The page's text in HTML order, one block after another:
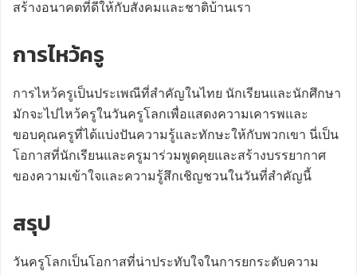
สร้างอนาคตที่ดีให้กับสังคมและชาติบ้านเรา
การไหว้ครู
การไหว้ครูเป็นประเพณีที่สำคัญในไทย นักเรียนและนักศึกษา
มักจะไปไหว้ครูในวันครูโลกเพื่อแสดงความเคารพและ
ขอบคุณครูที่ได้แบ่งปันความรู้และทักษะให้กับพวกเขา นี่เป็น
โอกาสที่นักเรียนและครูมาร่วมพูดคุยและสร้างบรรยากาศ
ของความเข้าใจและความรู้สึกเชิญชวนในวันที่สำคัญนี้
สรุป
วันครูโลกเป็นโอกาสที่น่าประทับใจในการยกระดับความ